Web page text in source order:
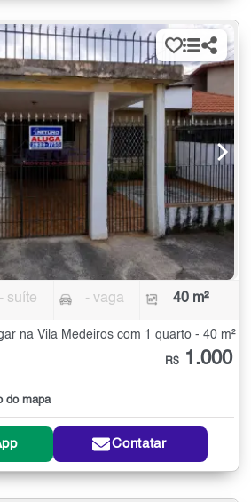
- suíte - vaga 40 m²
na Vila Medeiros com 1 quarto - 40 m²
do mapa
R$ 1.000
Contatar